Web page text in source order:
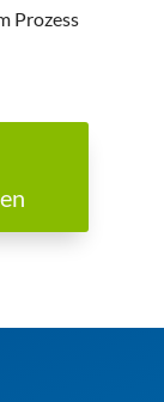
Prozess